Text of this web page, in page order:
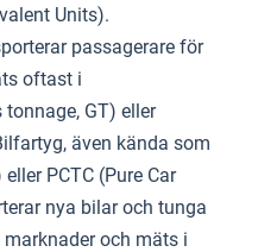
Units).
passagerare för
oftast i
GT) eller
även kända som
PCTC (Pure Car
nya bilar och tunga
och mäts i